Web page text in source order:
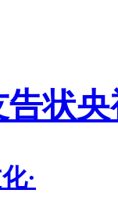
状
·